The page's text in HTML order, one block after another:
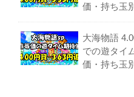
価・持ち玉
大海物語
での遊タイ
価・持ち玉